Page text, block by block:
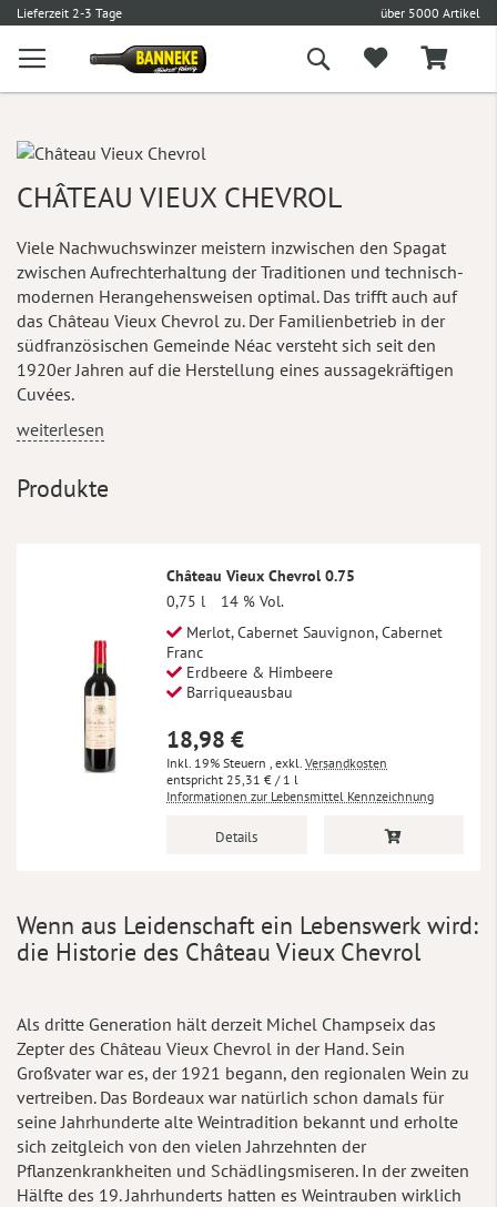
5,90 € Versand Versandkostenfrei ab 100 €
Suche
CHÂTEAU VIEUX CHEVROL
Viele Nachwuchswinzer meistern inzwischen den Spagat
zwischen Aufrechterhaltung der Traditionen und technisch-
modernen Herangehensweisen optimal. Das trifft auch auf
das Château Vieux Chevrol zu. Der Familienbetrieb in der
südfranzösischen Gemeinde Néac versteht sich seit den
1920er Jahren auf die Herstellung eines aussagekräftigen
Cuvées.
weiterlesen
Produkte
Château Vieux Chevrol 0.75
0,75 l
14 % Vol.
Merlot, Cabernet Sauvignon, Cabernet
Franc
Erdbeere & Himbeere
Barriqueausbau
18,98 €
Inkl. 19% Steuern exkl. Versandkosten
25,31 € / 1 l
Informationen zur Lebensmittel Kennzeichnung
Details
Wenn aus Leidenschaft ein Lebenswerk wird:
die Historie des Château Vieux Chevrol
Als dritte Generation hält derzeit Michel Champseix das
Zepter des Château Vieux Chevrol in der Hand. Sein
Großvater war es, der 1921 begann, den regionalen Wein zu
vertreiben. Das Bordeaux war natürlich schon damals für
seine Jahrhunderte alte Weintradition bekannt und erholte
sich zeitgleich von den vielen Jahrzehnten der
Pflanzenkrankheiten und Schädlingsmiseren. In der zweiten
Hälfte des 19. Jahrhunderts hatten es Weintrauben wirklich